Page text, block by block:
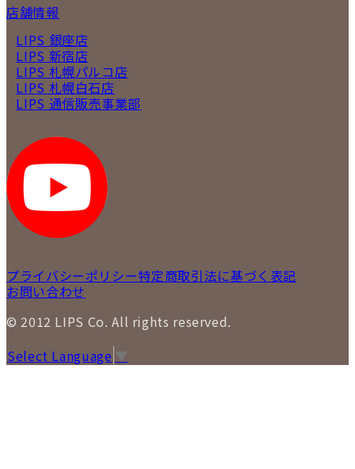
店舗情報
LIPS 銀座店
LIPS 新宿店
LIPS 札幌パルコ店
LIPS 札幌白石店
LIPS 通信販売事業部
プライバシーポリシー特定商取引法に基づく表記
お問い合わせ
© 2012 LIPS Co. All rights reserved.
Select Language ▼